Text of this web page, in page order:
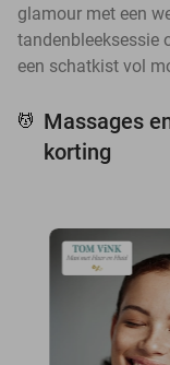
glamour met een
tandenbleeksessie
een schatkist vol
💆 Massages
korting